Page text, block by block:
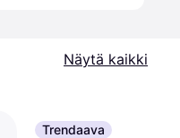
Näytä kaikki
Trendaava